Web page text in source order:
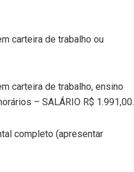
carteira de trabalho ou
carteira de trabalho, ensino
– SALÁRIO R$ 1.991,00.
completo (apresentar